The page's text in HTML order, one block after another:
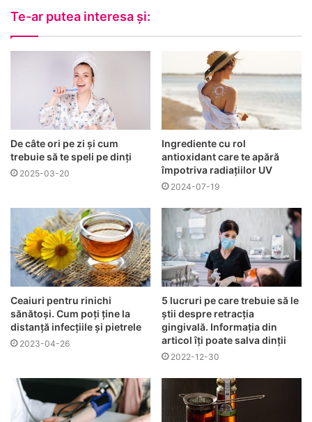
Te-ar putea interesa și:
De câte ori pe zi și cum
trebuie să te speli pe dinți
2025-03-20
Ingrediente cu rol
antioxidant care te apără
împotriva radiațiilor UV
2024-07-19
Ceaiuri pentru rinichi
sănătoși. Cum poți ține la
distanță infecțiile și pietrele
2023-04-26
5 lucruri pe care trebuie să le
știi despre retracția
gingivală. Informația din
articol îți poate salva dinții
2022-12-30